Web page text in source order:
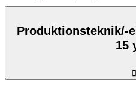
Produktionsteknik/-
15